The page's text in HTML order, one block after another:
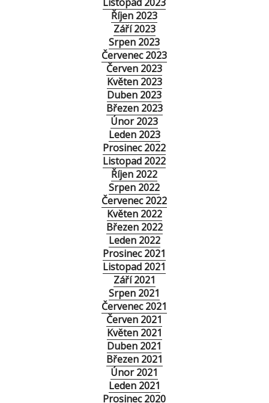
Říjen 2023
Září 2023
Srpen 2023
Červenec 2023
Červen 2023
Květen 2023
Duben 2023
Březen 2023
Únor 2023
Leden 2023
Prosinec 2022
Listopad 2022
Říjen 2022
Srpen 2022
Červenec 2022
Květen 2022
Březen 2022
Leden 2022
Prosinec 2021
Listopad 2021
Září 2021
Srpen 2021
Červenec 2021
Červen 2021
Květen 2021
Duben 2021
Březen 2021
Únor 2021
Leden 2021
Prosinec 2020